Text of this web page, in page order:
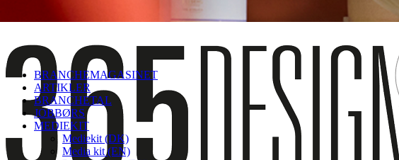
BRANCHEMAGASINET
ARTIKLER
BRANCHETAL
JOBBØRS
MEDIEKIT
Mediekit (DK)
Media kit (EN)